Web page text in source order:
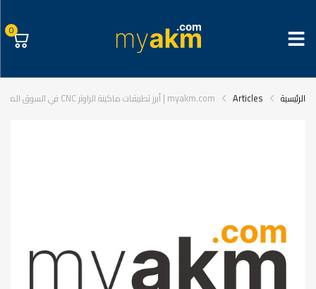
0
الرئيسية Articles myakm.com | أبرز تطبيقات ماكينة الراوتر CNC في السوق المصري